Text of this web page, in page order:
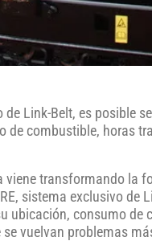
de Link-Belt, es posible
de combustible, horas
transformando la
sistema exclusivo de
ubicación, consumo
vuelvan problemas